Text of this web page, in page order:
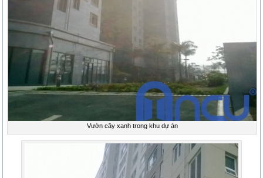
Vườn cây xanh trong khu dự án